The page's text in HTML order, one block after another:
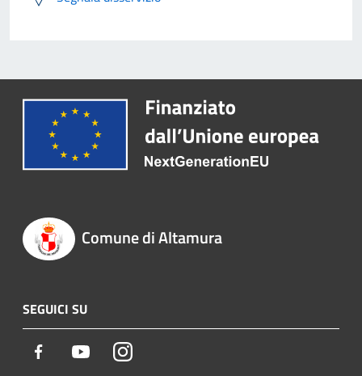
Comune di Altamura
SEGUICI SU
Facebook YoutubeInstagram